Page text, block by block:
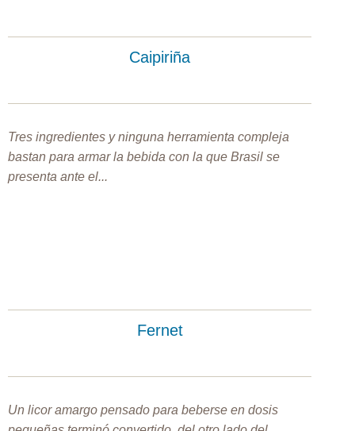
Caipiriña
Tres ingredientes y ninguna herramienta compleja
bastan para armar la bebida con la que Brasil se
presenta ante el...
Fernet
Un licor amargo pensado para beberse en dosis